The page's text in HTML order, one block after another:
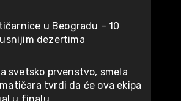
u Beogradu – 10
dezertima
svetsko prvenstvo, smela
tvrdi da će ova ekipa